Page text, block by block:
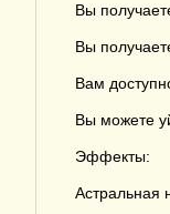
Вы
Вы
Вам
Вы можете
Эффекты:
Астральная